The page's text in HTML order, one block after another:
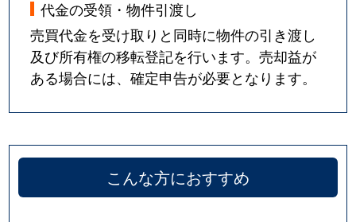
代金の受領・物件引渡し
売買代金を受け取りと同時に物件の引き渡し
及び所有権の移転登記を行います。売却益が
ある場合には、確定申告が必要となります。
こんな方におすすめ